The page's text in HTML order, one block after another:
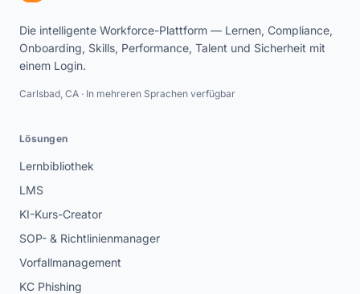
Die intelligente Workforce-Plattform — Lernen, Compliance,
Onboarding, Skills, Performance, Talent und Sicherheit mit
einem Login.
Carlsbad, CA · In mehreren Sprachen verfügbar
Lösungen
Lernbibliothek
LMS
KI-Kurs-Creator
SOP- & Richtlinienmanager
Vorfallmanagement
KC Phishing